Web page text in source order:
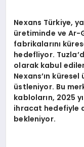
Nexans Türkiye,
üretiminde ve Ar-
fabrikalarını
hedefliyor.
olarak kabul
Nexans’ın
üstleniyor. Bu
kabloların, 2025
ihracat hedefiyle
bekleniyor.